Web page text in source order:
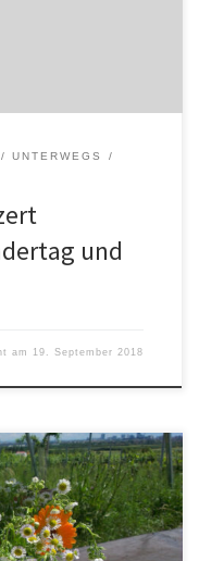
UNTERWEGS
und
am 19. September 2018
ausg’steckt – Freitag
ab 11 Uhr. Am Samstag